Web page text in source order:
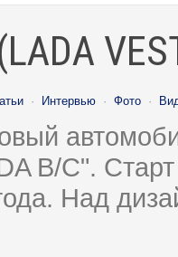
· Интервью · Фото ·
B/C".
Над